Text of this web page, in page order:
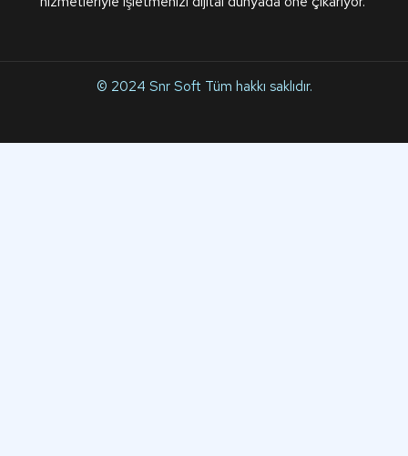
© 2024 Snr Soft Tüm hakkı saklıdır.